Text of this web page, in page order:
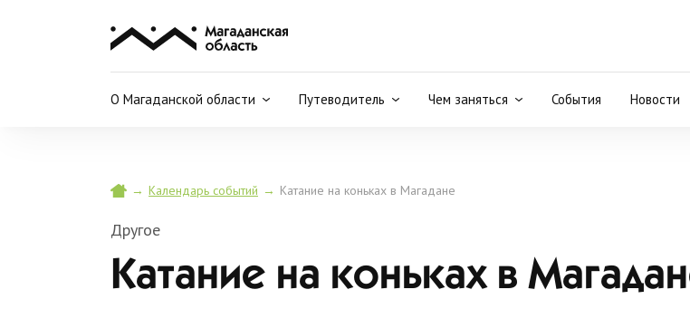
О Магаданской области Путеводитель Чем заняться События Новости
→ Календарь событий → Катание на коньках в Магадане
Другое
Катание на коньках в